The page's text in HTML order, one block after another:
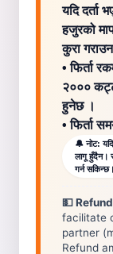
यदि दर्ता
हजुरको
कुरा
• फिर्ता
२०००
हुनेछ ।
• फिर्ता
🔔 नोट:
लागू हुँदैन।
गर्न
💵
facilitate
partner
Refund